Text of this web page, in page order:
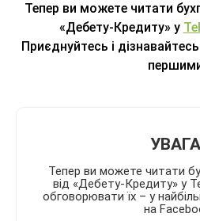
Тепер ви можете читати
«Дебету-Кредиту» у
Приєднуйтесь і
Тепер ви можете читати
від «Дебету-Кредиту» у
обговорювати їх – у
на